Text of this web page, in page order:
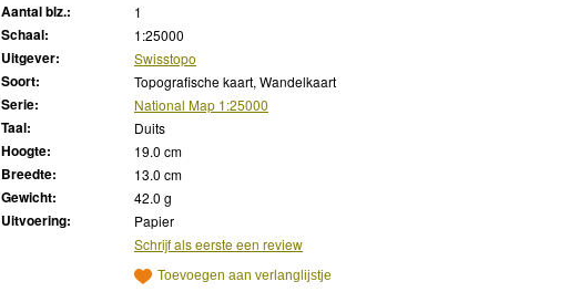
Aantal blz.: 1
Schaal: 1:25000
Uitgever: Swisstopo
Soort: Topografische kaart, Wandelkaart
Serie: National Map 1:25000
Taal: Duits
Hoogte: 19.0 cm
Breedte: 13.0 cm
Gewicht: 42.0 g
Uitvoering:
Papier
Schrijf als eerste een review
Toevoegen aan verlanglijstje